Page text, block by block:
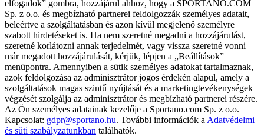
elfogadok” gombra, hozzájárul ahhoz, hogy a SPORTANO.COM
Sp. z o.o. és megbízható partnerei feldolgozzák személyes adatait,
beleértve a szolgáltatásban és azon kívül megjelenő személyre
szabott hirdetéseket is. Ha nem szeretné megadni a hozzájárulást,
szeretné korlátozni annak terjedelmét, vagy vissza szeretné vonni
már megadott hozzájárulását, kérjük, lépjen a „Beállítások”
menüpontra. Amennyiben a sütik személyes adatokat tartalmaznak,
azok feldolgozása az adminisztrátor jogos érdekén alapul, amely a
szolgáltatások magas szintű nyújtását és a marketingtevékenységek
végzését szolgálja az adminisztrátor és megbízható partnerei részére.
Az Ön személyes adatainak kezelője a Sportano.com Sp. z o.o.
Kapcsolat: gdpr@sportano.hu. További információk a Adatvédelmi
és süti szabályzatunkban találhatók.